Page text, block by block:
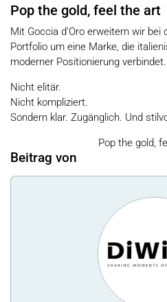
Pop the gold, feel the art
Mit Goccia d’Oro erweitern wir bei
Portfolio um eine Marke, die
moderner Positionierung verbindet.
Nicht elitär.
Nicht kompliziert.
Sondern klar. Zugänglich. Und
Pop the gold,
Beitrag von